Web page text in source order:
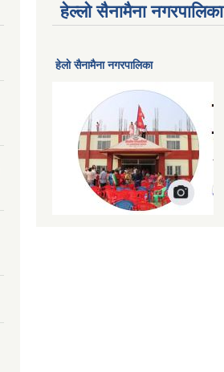
हेल्लो सैनामैना नगरपालिका
हेलाे सैनामैना नगरपालिका